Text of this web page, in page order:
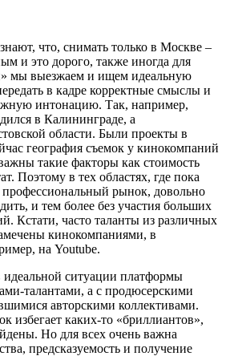
что, снимать только в Москве –
и это дорого, также иногда для
мы выезжаем и ищем идеальную
в кадре корректные смыслы и
интонацию. Так, например,
в Калининграде, а
области. Были проекты в
география съемок у кинокомпаний
такие факторы как стоимость
Поэтому в тех областях, где пока
профессиональный рынок, довольно
и тем более без участия больших
Кстати, часто таланты из различных
кинокомпаниями, в
на Youtube.
ситуации платформы
талантами, а с продюсерскими
авторскими коллективами.
избегает каких-то «бриллиантов»,
Но для всех очень важна
предсказуемость и получение